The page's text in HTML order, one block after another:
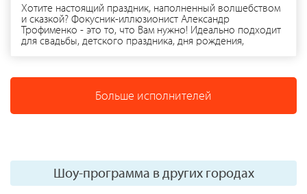
Хотите настоящий праздник, наполненный волшебством
и сказкой? Фокусник-иллюзионист Александр
Трофименко - это то, что Вам нужно! Идеально подходит
для свадьбы, детского праздника, дня рождения,
детям. - Участие детей и взрослых в волшебстве. -
учётом Ваших пожеланий. - И, конечно же, вы получите
Больше исполнителей
Шоу-программа в других городах